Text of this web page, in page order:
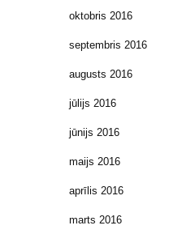
oktobris 2016
septembris 2016
augusts 2016
jūlijs 2016
jūnijs 2016
maijs 2016
aprīlis 2016
marts 2016